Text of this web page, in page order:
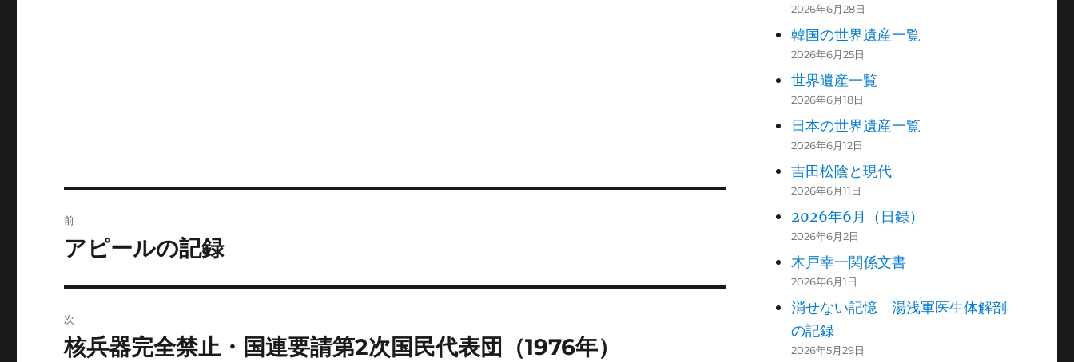
稿
ゲ
前
前
投
稿:
アピールの記録
次
次
核兵器完全禁止・国連要請第2次国民代表団（1976年）
2026年6月28日
韓国の世界遺産一覧
2026年6月25日
世界遺産一覧
2026年6月18日
日本の世界遺産一覧
2026年6月12日
吉田松陰と現代
2026年6月11日
2026年6月（日録）
2026年6月2日
木戸幸一関係文書
2026年6月1日
消せない記憶 湯浅軍医生体解剖
の記録
2026年5月29日